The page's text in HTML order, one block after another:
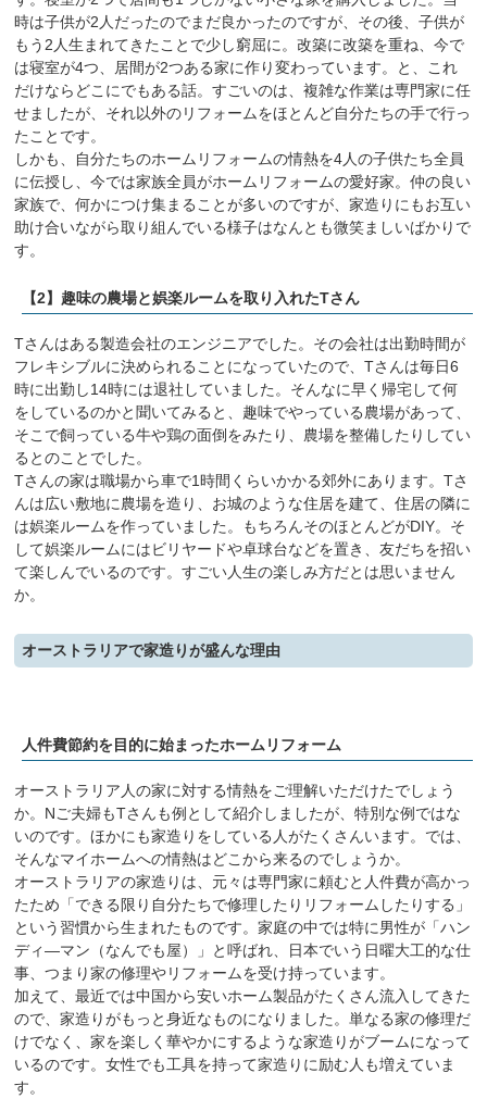
時は子供が2人だったのでまだ良かったのですが、その後、子供が
もう2人生まれてきたことで少し窮屈に。改築に改築を重ね、今で
は寝室が4つ、居間が2つある家に作り変わっています。と、これ
だけならどこにでもある話。すごいのは、複雑な作業は専門家に任
せましたが、それ以外のリフォームをほとんど自分たちの手で行っ
たことです。
しかも、自分たちのホームリフォームの情熱を4人の子供たち全員
に伝授し、今では家族全員がホームリフォームの愛好家。仲の良い
家族で、何かにつけ集まることが多いのですが、家造りにもお互い
助け合いながら取り組んでいる様子はなんとも微笑ましいばかりで
す。
【2】趣味の農場と娯楽ルームを取り入れたTさん
Tさんはある製造会社のエンジニアでした。その会社は出勤時間が
フレキシブルに決められることになっていたので、Tさんは毎日6
時に出勤し14時には退社していました。そんなに早く帰宅して何
をしているのかと聞いてみると、趣味でやっている農場があって、
そこで飼っている牛や鶏の面倒をみたり、農場を整備したりしてい
るとのことでした。
Tさんの家は職場から車で1時間くらいかかる郊外にあります。Tさ
んは広い敷地に農場を造り、お城のような住居を建て、住居の隣に
は娯楽ルームを作っていました。もちろんそのほとんどがDIY。そ
して娯楽ルームにはビリヤードや卓球台などを置き、友だちを招い
て楽しんでいるのです。すごい人生の楽しみ方だとは思いません
か。
オーストラリアで家造りが盛んな理由
人件費節約を目的に始まったホームリフォーム
オーストラリア人の家に対する情熱をご理解いただけたでしょう
か。Nご夫婦もTさんも例として紹介しましたが、特別な例ではな
いのです。ほかにも家造りをしている人がたくさんいます。では、
そんなマイホームへの情熱はどこから来るのでしょうか。
オーストラリアの家造りは、元々は専門家に頼むと人件費が高かっ
たため「できる限り自分たちで修理したりリフォームしたりする」
という習慣から生まれたものです。家庭の中では特に男性が「ハン
ディ―マン（なんでも屋）」と呼ばれ、日本でいう日曜大工的な仕
事、つまり家の修理やリフォームを受け持っています。
加えて、最近では中国から安いホーム製品がたくさん流入してきた
ので、家造りがもっと身近なものになりました。単なる家の修理だ
けでなく、家を楽しく華やかにするような家造りがブームになって
いるのです。女性でも工具を持って家造りに励む人も増えていま
す。